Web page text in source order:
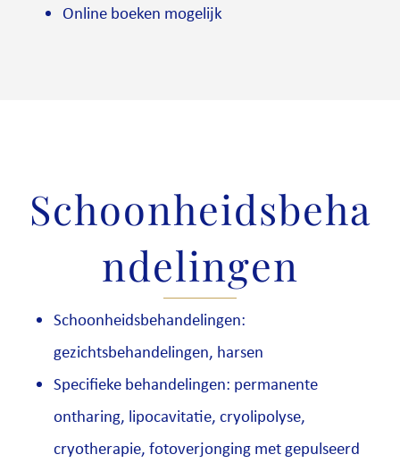
Online boeken mogelijk
Schoonheidsbeha
ndelingen
Schoonheidsbehandelingen:
gezichtsbehandelingen, harsen
Specifieke behandelingen: permanente
ontharing, lipocavitatie, cryolipolyse,
cryotherapie, fotoverjonging met gepulseerd